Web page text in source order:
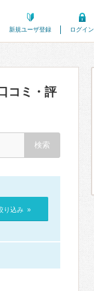
新規ユーザ登録 ログイン
コミ・評
り込み »